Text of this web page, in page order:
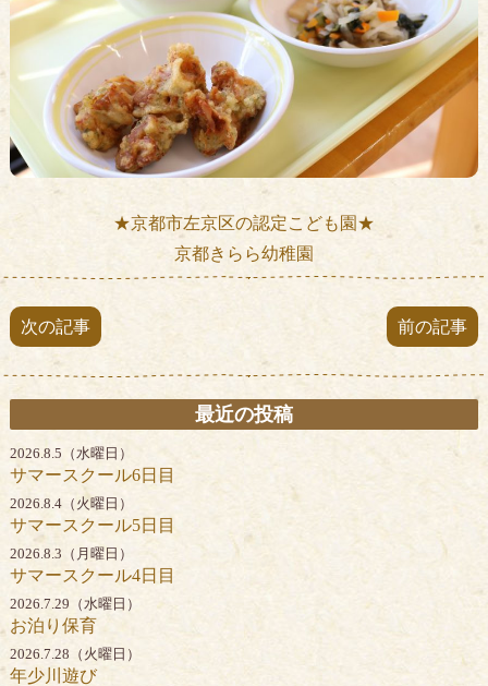
★京都市左京区の認定こども園★
京都きらら幼稚園
次の記事 前の記事
最近の投稿
2026.8.5（水曜日）
サマースクール6日目
2026.8.4（火曜日）
サマースクール5日目
2026.8.3（月曜日）
サマースクール4日目
2026.7.29（水曜日）
お泊り保育
2026.7.28（火曜日）
年少川遊び